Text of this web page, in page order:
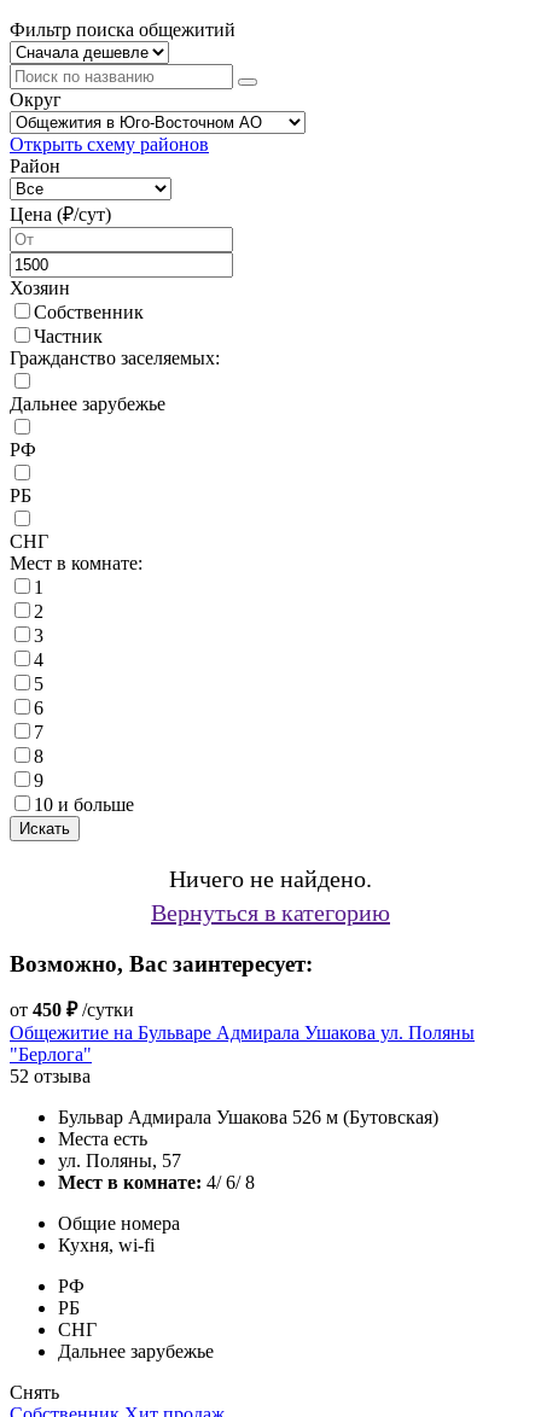
Фильтр поиска общежитий
Округ
Открыть схему районов
Район
Цена (₽/cут)
Хозяин
Собственник
Частник
Гражданство заселяемых:
Дальнее зарубежье
РФ
РБ
СНГ
Мест в комнате:
1
2
3
4
5
6
7
8
9
10 и больше
Ничего не найдено.
Вернуться в категорию
Возможно, Вас заинтересует:
от 450 ₽/сутки
Общежитие на Бульваре Адмирала Ушакова ул. Поляны
"Берлога"
52 отзыва
Бульвар Адмирала Ушакова 526 м (Бутовская)
Места есть
ул. Поляны, 57
Мест в комнате: 4/ 6/ 8
Общие номера
Кухня, wi-fi
РФ
РБ
СНГ
Дальнее зарубежье
Снять